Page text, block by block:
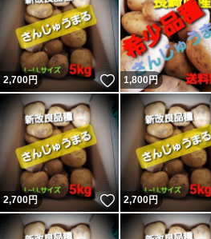
2,700円 いいね！
1,800 円
2,700円 いいね！
2,700円